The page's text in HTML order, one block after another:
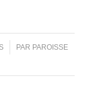
PAR PAROISSE